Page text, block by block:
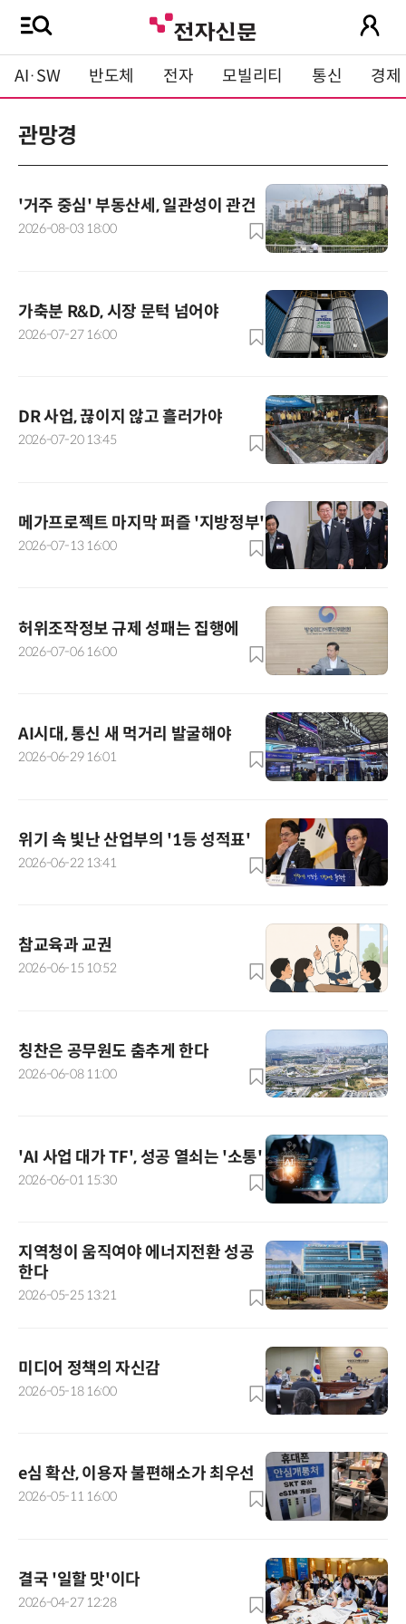
AI·SW 반도체 전자 모빌리티 통신 경제
관망경
'거주 중심' 부동산세, 일관성이 관건
2026-08-03 18:00
가축분 R&D, 시장 문턱 넘어야
2026-07-27 16:00
DR 사업, 끊이지 않고 흘러가야
2026-07-20 13:45
메가프로젝트 마지막 퍼즐 '지방정부'
2026-07-13 16:00
허위조작정보 규제 성패는 집행에
2026-07-06 16:00
AI시대, 통신 새 먹거리 발굴해야
2026-06-29 16:01
위기 속 빛난 산업부의 '1등 성적표'
2026-06-22 13:41
참교육과 교권
2026-06-15 10:52
칭찬은 공무원도 춤추게 한다
2026-06-08 11:00
'AI 사업 대가 TF', 성공 열쇠는 '소통'
2026-06-01 15:30
지역청이 움직여야 에너지전환 성공
한다
2026-05-25 13:21
미디어 정책의 자신감
2026-05-18 16:00
e심 확산, 이용자 불편해소가 최우선
2026-05-11 16:00
결국 '일할 맛'이다
2026-04-27 12:28